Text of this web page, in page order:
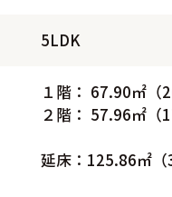
5LDK
１階： 67.90㎡（
２階： 57.96㎡（
延床：125.86㎡（